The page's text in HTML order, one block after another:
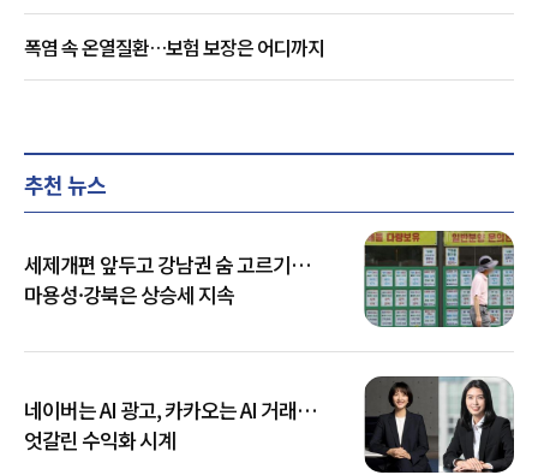
폭염 속 온열질환…보험 보장은 어디까지
추천 뉴스
세제개편 앞두고 강남권 숨 고르기…
마용성·강북은 상승세 지속
네이버는 AI 광고, 카카오는 AI 거래…
엇갈린 수익화 시계